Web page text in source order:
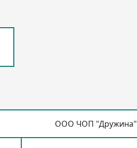
ООО ЧОП "Дружина"